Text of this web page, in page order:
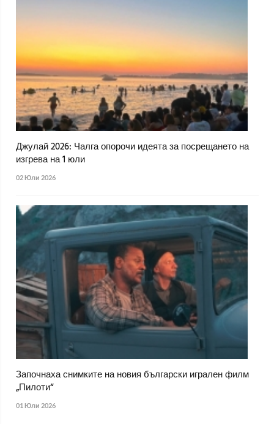
Джулай 2026: Чалга опорочи идеята за посрещането на
изгрева на 1 юли
02 Юли 2026
Започнаха снимките на новия български игрален филм
„Пилоти“
01 Юли 2026